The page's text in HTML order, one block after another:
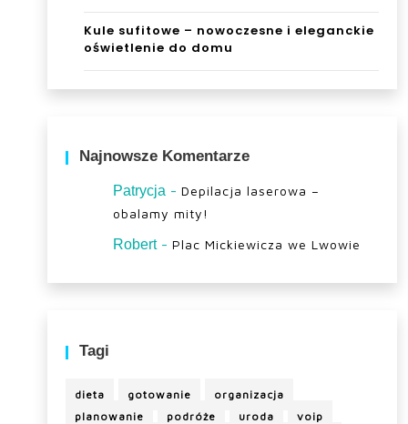
nie!
Kule sufitowe – nowoczesne i eleganckie
oświetlenie do domu
Najnowsze Komentarze
Patrycja - Depilacja laserowa –
obalamy mity!
Robert- Plac Mickiewicza we Lwowie
Tagi
dieta gotowanie
organizacja
planowanie
podróże uroda
voip